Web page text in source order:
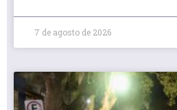
7 de agosto de 2026